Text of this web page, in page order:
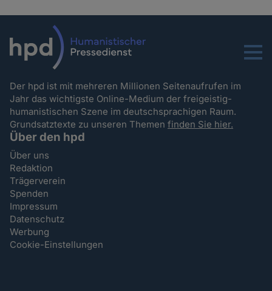
Menu
Der hpd ist mit mehreren Millionen Seitenaufrufen im
Jahr das wichtigste Online-Medium der freigeistig-
humanistischen Szene im deutschsprachigen Raum.
Grundsatztexte zu unseren Themenfinden Sie hier.
Über den hpd
Über uns
Redaktion
Trägerverein
Spenden
Impressum
Datenschutz
Werbung
Cookie-Einstellungen